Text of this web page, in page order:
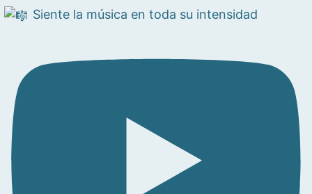
Siente la música en toda su intensidad